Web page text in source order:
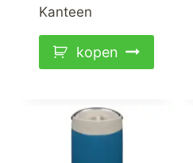
Kanteen
kopen